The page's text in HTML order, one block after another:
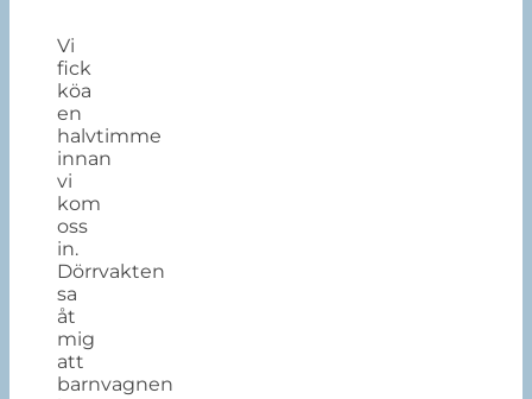
Vi
fick
köa
en
halvtimme
innan
vi
kom
oss
in.
Dörrvakten
sa
åt
mig
att
barnvagnen